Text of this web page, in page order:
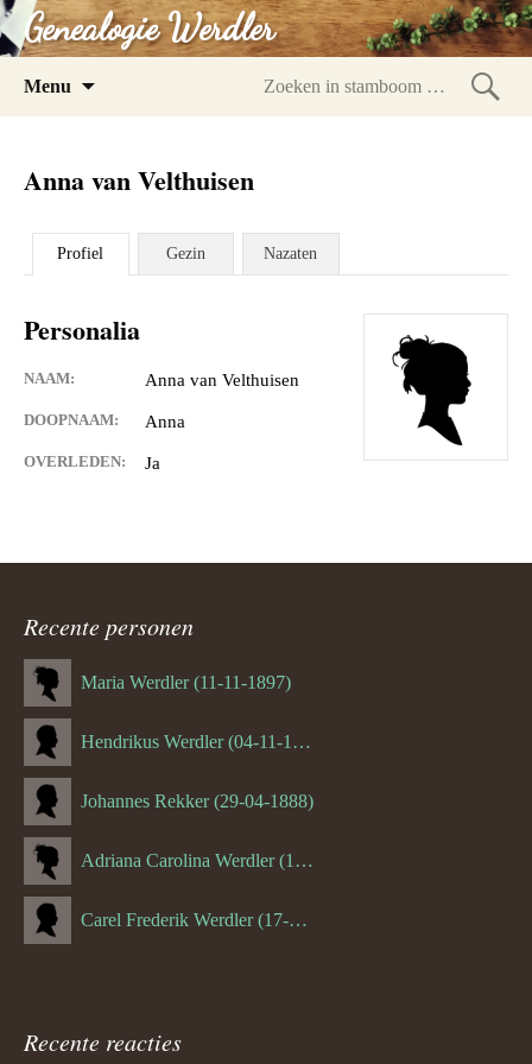
Genealogie Werdler
Menu
Anna van Velthuisen
Profiel Gezin Nazaten
Personalia
NAAM: Anna van Velthuisen
DOOPNAAM: Anna
OVERLEDEN: Ja
Recente personen
Maria Werdler (11-11-1897)
Hendrikus Werdler (04-11-1904)
Johannes Rekker (29-04-1888)
Adriana Carolina Werdler (18-02-1884)
Carel Frederik Werdler (17-06-1893)
Recente reacties